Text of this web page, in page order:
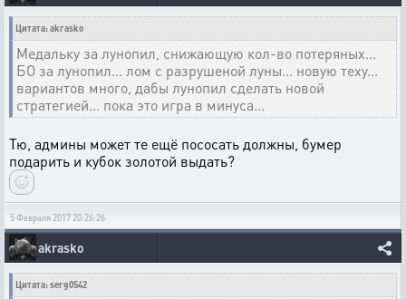
Цитата: akrasko
Медальку за лунопил, снижающую кол-во потеряных...
БО за лунопил... лом с разрушеной луны... новую теху...
вариантов много, дабы лунопил сделать новой
стратегией... пока это игра в минуса...
Тю, админы может те ещё пососать должны, бумер
подарить и кубок золотой выдать?
5 Февраля 2017 20:26:26
akrasko
Цитата: serg0542